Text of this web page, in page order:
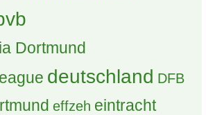
Dortmund
deutschland DFB
effzeh eintracht